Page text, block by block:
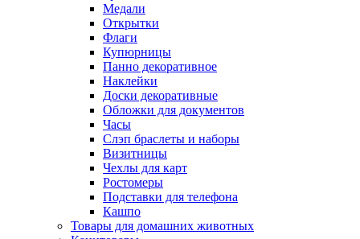
Медали
Открытки
Флаги
Купюрницы
Панно декоративное
Наклейки
Доски декоративные
Обложки для документов
Часы
Слэп браслеты и наборы
Визитницы
Чехлы для карт
Ростомеры
Подставки для телефона
Кашпо
Товары для домашних животных